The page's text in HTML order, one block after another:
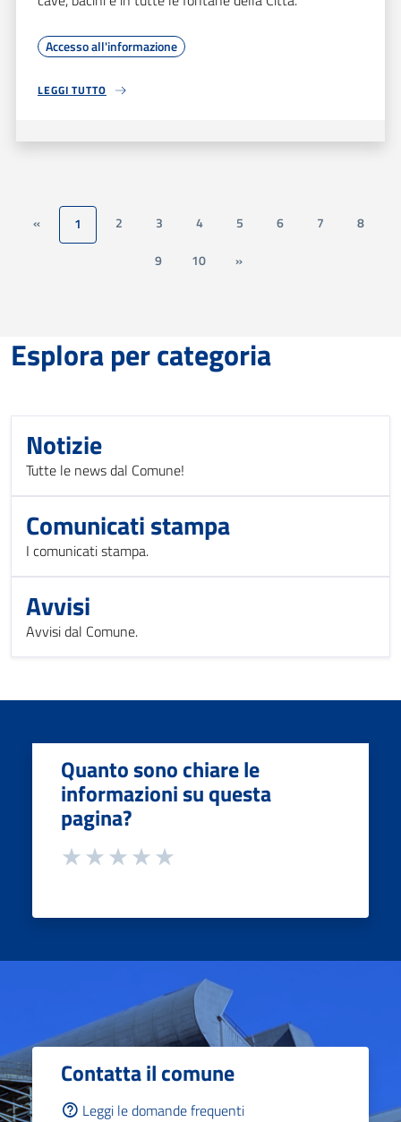
Accesso all'informazione
LEGGI TUTTO
« 1 2 3 4 5 6 7
8
9
10 »
Esplora per categoria
Notizie
Tutte le news dal Comune!
Comunicati stampa
I comunicati stampa.
Avvisi
Avvisi dal Comune.
Quanto sono chiare le
informazioni su questa
pagina?
Contatta il comune
Leggi le domande frequenti